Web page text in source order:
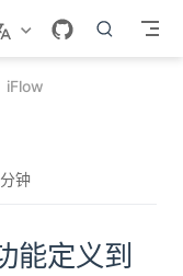
iFlow
钟
能定义到